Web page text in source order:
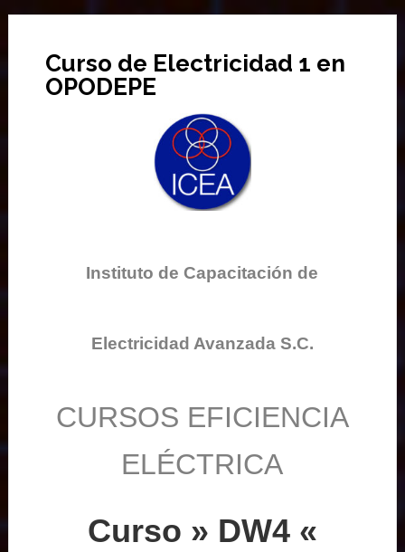
Curso de Electricidad 1 en
OPODEPE
Instituto de Capacitación de
Electricidad Avanzada S.C.
CURSOS EFICIENCIA
ELÉCTRICA
Curso » DW4 «